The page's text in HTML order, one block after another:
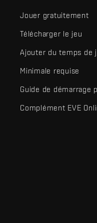
Jouer gratuitement
Télécharger le jeu
Ajouter du temps de
Minimale requise
Guide de démarrage
Complément EVE